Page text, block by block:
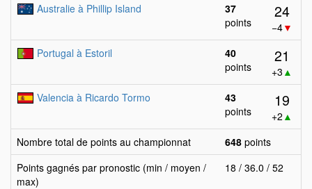
Australie à Phillip Island
37
points
24
−4▼
Portugal à Estoril
40
points
21
+3 ▲
Valencia à Ricardo Tormo
43
points
19
+2 ▲
Nombre total de points au championnat
648 points
Points gagnés par pronostic (min / moyen /
max)
18 / 36.0 / 52